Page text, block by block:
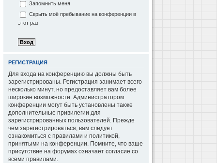
Запомнить меня
Скрыть моё пребывание на конференции в
этот раз
РЕГИСТРАЦИЯ
Для входа на конференцию вы должны быть
зарегистрированы. Регистрация занимает всего
несколько минут, но предоставляет вам более
широкие возможности. Администратором
конференции могут быть установлены также
дополнительные привилегии для
зарегистрированных пользователей. Прежде
чем зарегистрироваться, вам следует
ознакомиться с правилами и политикой,
принятыми на конференции. Помните, что ваше
присутствие на форумах означает согласие со
всеми правилами.